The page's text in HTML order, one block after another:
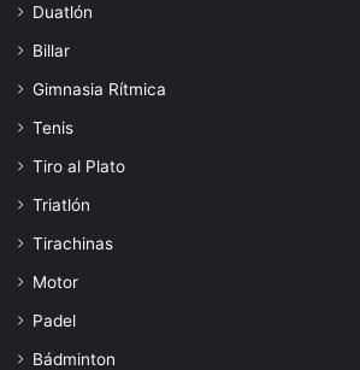
Duatlón
Billar
Gimnasia Rítmica
Tenis
Tiro al Plato
Triatlón
Tirachinas
Motor
Padel
Bádminton